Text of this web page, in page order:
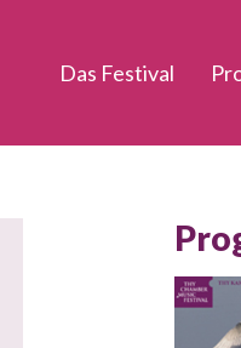
Das Festival